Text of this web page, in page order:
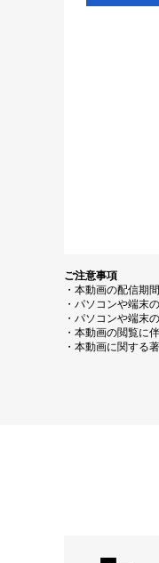
ご注意事項
・本動画の配信期
・パソコンや端末
・パソコンや端末
・本動画の閲覧に
・本動画に関する